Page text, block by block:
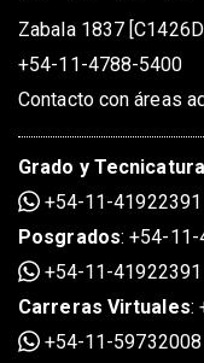
Zabala 1837
+54-11-4788-5400
Contacto con áreas
Grado y
+54-11-41922391
Posgrados:+54-11-
+54-11-41922391
Carreras Virtuales:
+54-11-59732008